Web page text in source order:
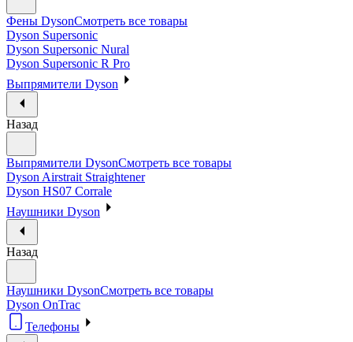
Фены DysonСмотреть все товары
Dyson Supersonic
Dyson Supersonic Nural
Dyson Supersonic R Pro
Выпрямители Dyson
Назад
Выпрямители DysonСмотреть все товары
Dyson Airstrait Straightener
Dyson HS07 Corrale
Наушники Dyson
Назад
Наушники DysonСмотреть все товары
Dyson OnTrac
Телефоны